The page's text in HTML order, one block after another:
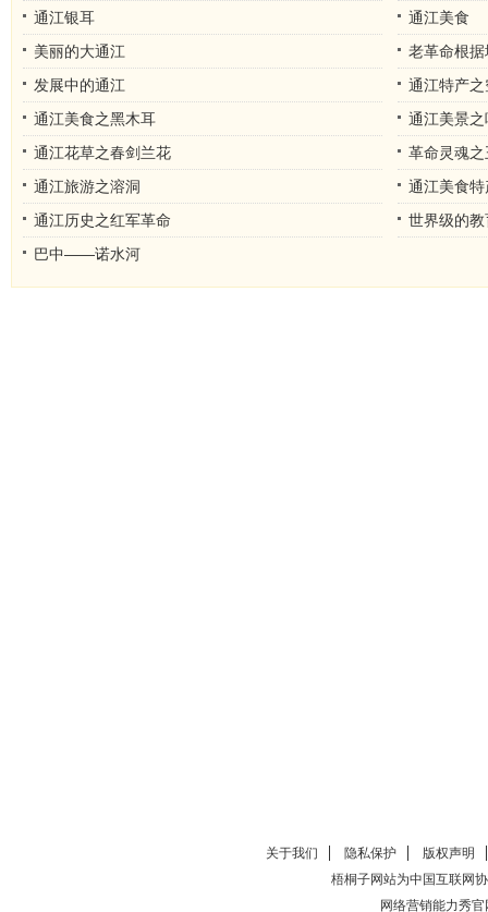
通江银耳
通江美食
美丽的大通江
老革命根
发展中的通江
通江特产
通江美食之黑木耳
通江美景
通江花草之春剑兰花
革命灵魂
通江旅游之溶洞
通江美食
通江历史之红军革命
世界级的
巴中——诺水河
关于我们 隐私保护
版权声明
梧桐子网站为中国互联网
网络营销能力秀官